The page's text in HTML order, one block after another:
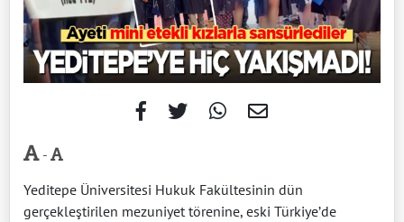
-
Yeditepe Üniversitesi Hukuk Fakültesinin dün
gerçekleştirilen mezuniyet törenine, eski Türkiye’de